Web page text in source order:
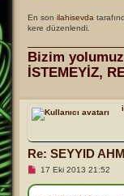
En son ilahisevda
kere düzenlendi.
Bizim
İSTEMEYİZ,
Re: SEYYID
O
u
17 Eki 2013 21:52